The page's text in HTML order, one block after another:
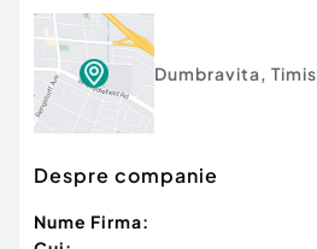
Dumbravita, Timis
Despre companie
Nume Firma: